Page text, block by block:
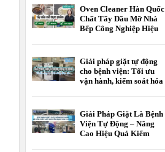
phẩm
Oven Cleaner Hàn Quốc
Chất Tẩy Dầu Mỡ Nhà
Bếp Công Nghiệp Hiệu
Giải pháp giặt tự động
cho bệnh viện: Tối ưu
vận hành, kiểm soát hóa
Giải Pháp Giặt Là Bệnh
Viện Tự Động – Nâng
Cao Hiệu Quả Kiểm